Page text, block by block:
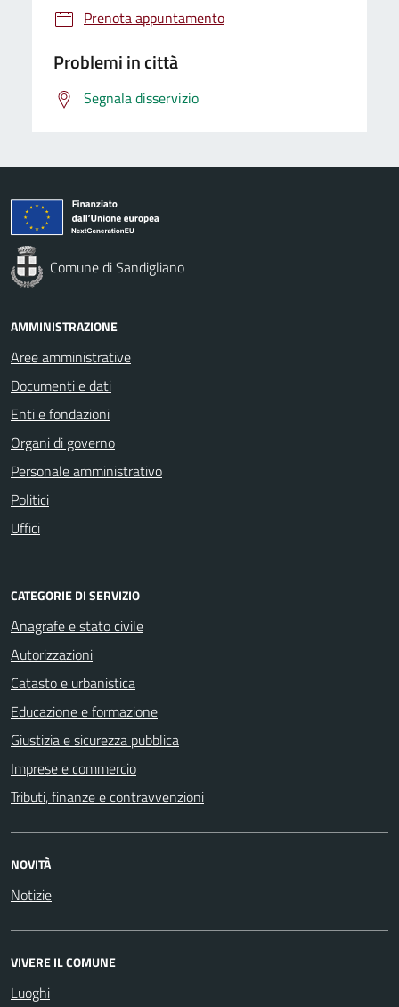
Prenota appuntamento
Problemi in città
Segnala disservizio
Comune di Sandigliano
AMMINISTRAZIONE
Aree amministrative
Documenti e dati
Enti e fondazioni
Organi di governo
Personale amministrativo
Politici
Uffici
CATEGORIE DI SERVIZIO
Anagrafe e stato civile
Autorizzazioni
Catasto e urbanistica
Educazione e formazione
Giustizia e sicurezza pubblica
Imprese e commercio
Tributi, finanze e contravvenzioni
NOVITÀ
Notizie
VIVERE IL COMUNE
Luoghi